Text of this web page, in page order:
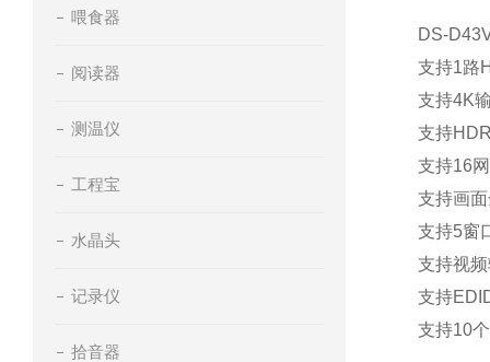
喂食器
阅读器
测温仪
工程宝
水晶头
记录仪
拾音器
DS-
支持1路
支持4K
支持
支持16
支持画
支持5窗
支持视
支持
支持10